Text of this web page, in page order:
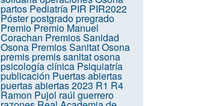
partos Pediatría PIR PIR2022
Pósterpostgradopregrado
Premio Premio Manuel
Corachan Premios Sanidad
Osona Premios Sanitat Osona
premispremis sanitat osona
psicología clínica Psiquiatría
publicación Puertas abiertas
puertas abiertas 2023 R1 R4
Ramon Pujol raúl guerrero